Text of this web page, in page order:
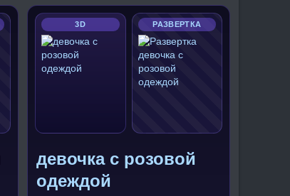
3D РАЗВЕРТКА
девочка с розовой
одеждой